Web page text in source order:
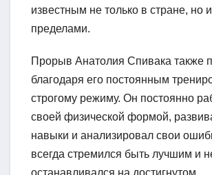
известным не только в стране, но
пределами.
Прорыв Анатолия Спивака также
благодаря его постоянным
строгому режиму. Он постоянно
своей физической формой,
навыки и анализировал свои
всегда стремился быть лучшим и
останавливался на достигнутом.